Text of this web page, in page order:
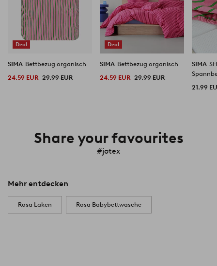
Deal
SIMA Bettbezug organisch
24.59 EUR 29.99 EUR
Deal
SIMA Bettbezug organisch
24.59 EUR 29.99 EUR
SIMA
21.99
Share your favourites
#jotex
Mehr entdecken
Rosa Laken Rosa Babybettwäsche